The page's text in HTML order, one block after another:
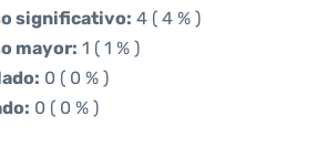
significativo: 4 ( 4 % )
mayor: 1 ( 1 % )
0 ( 0 % )
0 ( 0 % )